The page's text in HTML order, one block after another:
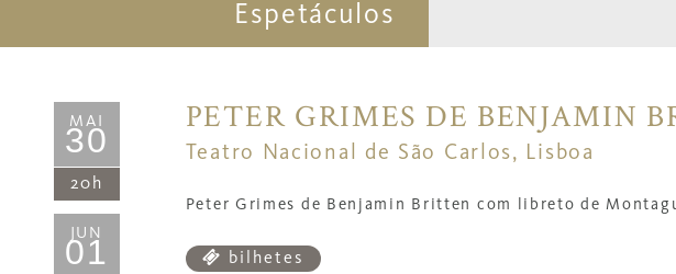
Espetáculos
MAI
30
20h
JUN
01
PETER GRIMES DE BENJAMIN
Teatro Nacional de São Carlos, Lisboa
Peter Grimes de Benjamin Britten com l ibreto de
bilhetes